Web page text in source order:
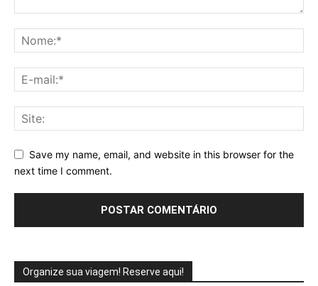
Save my name, email, and website in this browser for the
next time I comment.
Organize sua viagem! Reserve aqui!